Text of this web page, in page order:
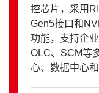
控芯片，采用
Gen5接口和
功能，支持企
OLC、SCM等
心、数据中心